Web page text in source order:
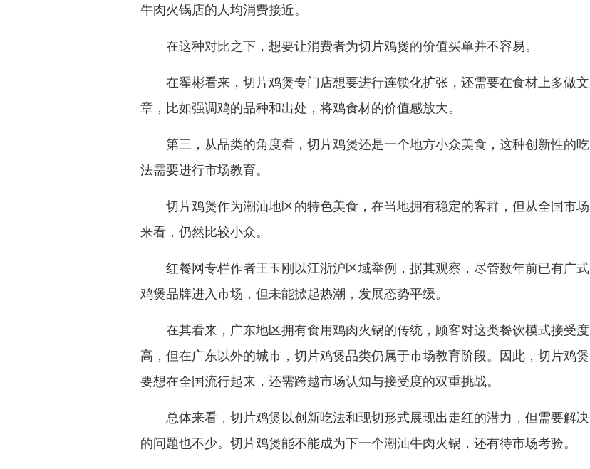
牛肉火锅店的人均消费接近。
在这种对比之下，想要让消费者为切片鸡煲的价值买单并不容易。
在翟彬看来，切片鸡煲专门店想要进行连锁化扩张，还需要在食材上多做文
章，比如强调鸡的品种和出处，将鸡食材的价值感放大。
第三，从品类的角度看，切片鸡煲还是一个地方小众美食，这种创新性的吃
法需要进行市场教育。
切片鸡煲作为潮汕地区的特色美食，在当地拥有稳定的客群，但从全国市场
来看，仍然比较小众。
红餐网专栏作者王玉刚以江浙沪区域举例，据其观察，尽管数年前已有广式
鸡煲品牌进入市场，但未能掀起热潮，发展态势平缓。
在其看来，广东地区拥有食用鸡肉火锅的传统，顾客对这类餐饮模式接受度
高，但在广东以外的城市，切片鸡煲品类仍属于市场教育阶段。因此，切片鸡煲
要想在全国流行起来，还需跨越市场认知与接受度的双重挑战。
总体来看，切片鸡煲以创新吃法和现切形式展现出走红的潜力，但需要解决
的问题也不少。切片鸡煲能不能成为下一个潮汕牛肉火锅，还有待市场考验。